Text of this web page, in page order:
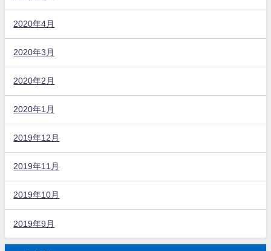
2020年4月
2020年3月
2020年2月
2020年1月
2019年12月
2019年11月
2019年10月
2019年9月